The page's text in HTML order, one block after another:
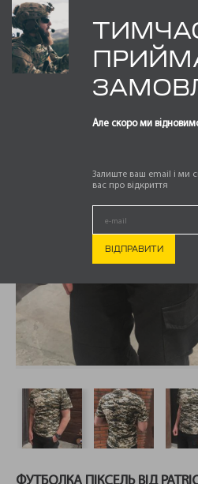
Але скоро ми
Залиште ваш email і ми
вас про відкриття